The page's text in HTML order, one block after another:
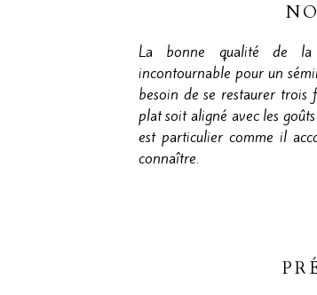
La bonne qualité de la
incontournable pour un
besoin de se restaurer trois
plat soit aligné avec les
est particulier comme il
connaître.